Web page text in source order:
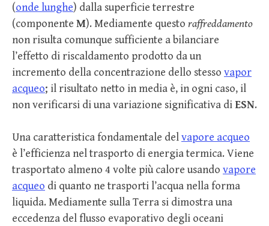
(onde lunghe) dalla superficie terrestre
(componente M). Mediamente questo raffreddamento
non risulta comunque sufficiente a bilanciare
l’effetto di riscaldamento prodotto da un
incremento della concentrazione dello stesso vapor
acqueo; il risultato netto in media è, in ogni caso, il
non verificarsi di una variazione significativa diESN.
Una caratteristica fondamentale delvapore acqueo
è l’efficienza nel trasporto di energia termica. Viene
trasportato almeno 4 volte più calore usando vapore
acqueo di quanto ne trasporti l’acqua nella forma
liquida. Mediamente sulla Terra si dimostra una
eccedenza del flusso evaporativo degli oceani